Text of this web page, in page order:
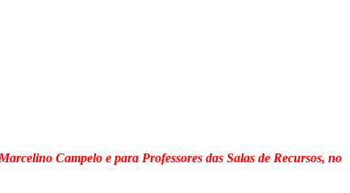
Campelo e para Professores das Salas de Recursos, no